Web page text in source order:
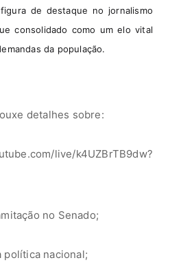
de destaque no jornalismo
consolidado como um elo vital
da população.
detalhes sobre:
live/k4UZBrTB9dw?
no Senado;
política nacional;